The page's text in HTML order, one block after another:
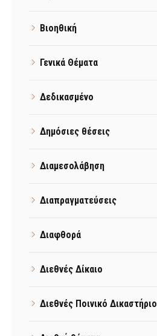
Βιοηθική
Γενικά Θέματα
Δεδικασμένο
Δημόσιες θέσεις
Διαμεσολάβηση
Διαπραγματεύσεις
Διαφθορά
Διεθνές Δίκαιο
Διεθνές Ποινικό Δικαστήριο